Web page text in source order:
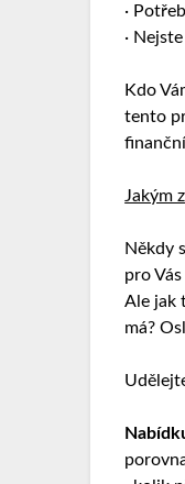
·
·
Kdo
tento
Jakým
Někdy
pro
Ale jak
má?